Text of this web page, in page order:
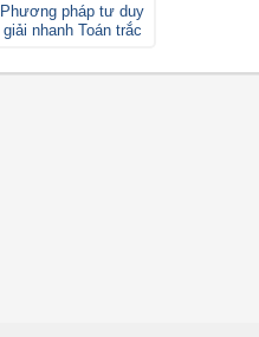
Phương pháp tư duy
giải nhanh Toán trắc